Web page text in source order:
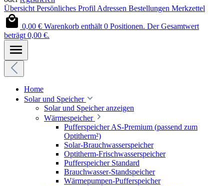
Übersicht Persönliches Profil Adressen Bestellungen Merkzettel
0,00 € Warenkorb enthält 0 Positionen. Der Gesamtwert
beträgt 0,00 €.
Home
Solar und Speicher
Solar und Speicher anzeigen
Wärmespeicher
Pufferspeicher AS-Premium (passend zum
Optitherm²)
Solar-Brauchwasserspeicher
Optitherm-Frischwasserspeicher
Pufferspeicher Standard
Brauchwasser-Standspeicher
Wärmepumpen-Pufferspeicher